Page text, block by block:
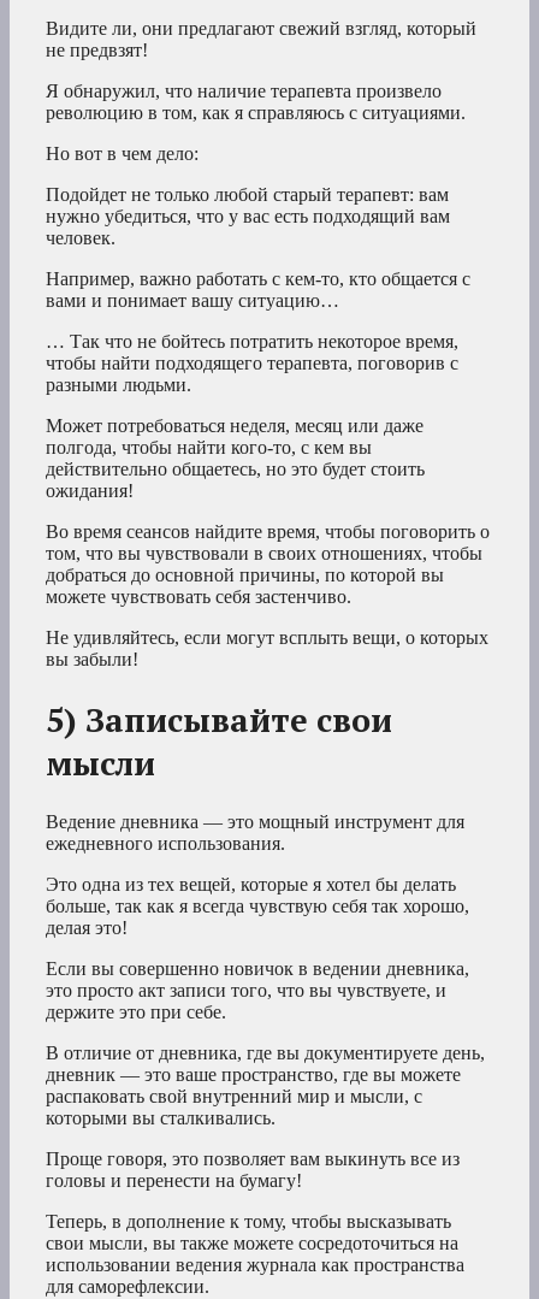
Видите ли, они предлагают свежий взгляд, который
не предвзят!
Я обнаружил, что наличие терапевта произвело
революцию в том, как я справляюсь с ситуациями.
Но вот в чем дело:
Подойдет не только любой старый терапевт: вам
нужно убедиться, что у вас есть подходящий вам
человек.
Например, важно работать с кем-то, кто общается с
вами и понимает вашу ситуацию…
… Так что не бойтесь потратить некоторое время,
чтобы найти подходящего терапевта, поговорив с
разными людьми.
Может потребоваться неделя, месяц или даже
полгода, чтобы найти кого-то, с кем вы
действительно общаетесь, но это будет стоить
ожидания!
Во время сеансов найдите время, чтобы поговорить о
том, что вы чувствовали в своих отношениях, чтобы
добраться до основной причины, по которой вы
можете чувствовать себя застенчиво.
Не удивляйтесь, если могут всплыть вещи, о которых
вы забыли!
5) Записывайте свои
мысли
Ведение дневника — это мощный инструмент для
ежедневного использования.
Это одна из тех вещей, которые я хотел бы делать
больше, так как я всегда чувствую себя так хорошо,
делая это!
Если вы совершенно новичок в ведении дневника,
это просто акт записи того, что вы чувствуете, и
держите это при себе.
В отличие от дневника, где вы документируете день,
дневник — это ваше пространство, где вы можете
распаковать свой внутренний мир и мысли, с
которыми вы сталкивались.
Проще говоря, это позволяет вам выкинуть все из
головы и перенести на бумагу!
Теперь, в дополнение к тому, чтобы высказывать
свои мысли, вы также можете сосредоточиться на
использовании ведения журнала как пространства
для саморефлексии.